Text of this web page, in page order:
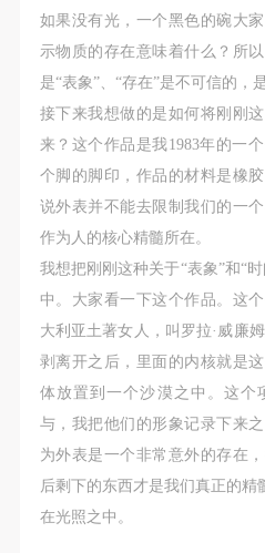
如果没有光，一个黑色的碗大
示物质的存在意味着什么？所
是“表象”、“存在”是不可信的，
接下来我想做的是如何将刚刚
来？这个作品是我1983年的一
个脚的脚印，作品的材料是橡
说外表并不能去限制我们的一
作为人的核心精髓所在。
我想把刚刚这种关于“表象”和“
中。大家看一下这个作品。这
大利亚土著女人，叫罗拉·威廉
剥离开之后，里面的内核就是
体放置到一个沙漠之中。这个
与，我把他们的形象记录下来
为外表是一个非常意外的存在
后剩下的东西才是我们真正的精
在光照之中。